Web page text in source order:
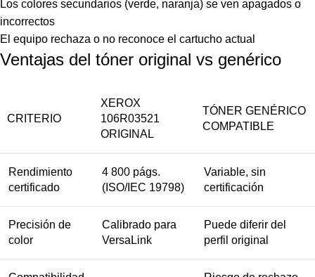
Los colores secundarios (verde, naranja) se ven apagados o
incorrectos
El equipo rechaza o no reconoce el cartucho actual
Ventajas del tóner original vs genérico
CRITERIO
XEROX
106R03521
ORIGINAL
TÓNER GENÉRICO
COMPATIBLE
Rendimiento
certificado
4 800 págs.
(ISO/IEC 19798)
Variable, sin
certificación
Precisión de
color
Calibrado para
VersaLink
Puede diferir del
perfil original